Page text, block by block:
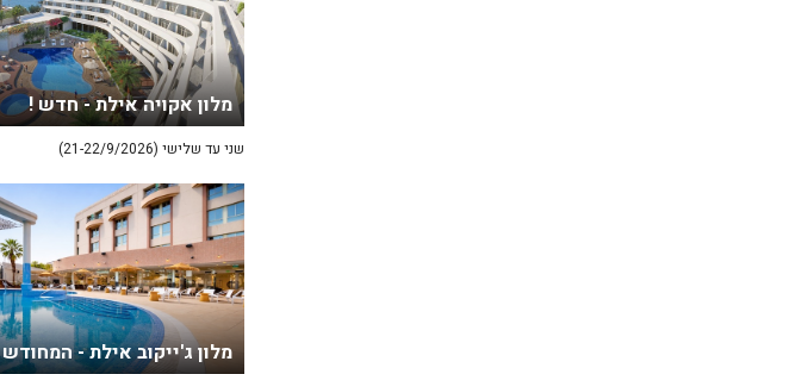
מלון אקויה אילת - חדש !
שני עד שלישי (21-22/9/2026)
מלון ג'ייקוב אילת - המחודש